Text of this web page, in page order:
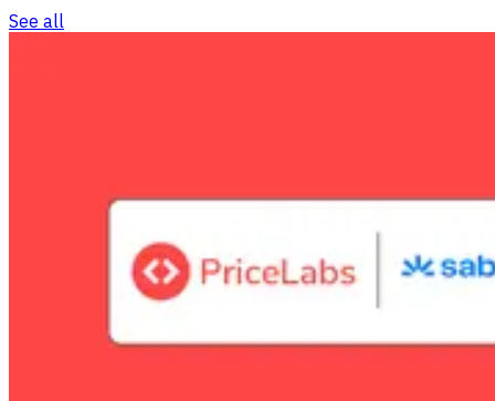
See all